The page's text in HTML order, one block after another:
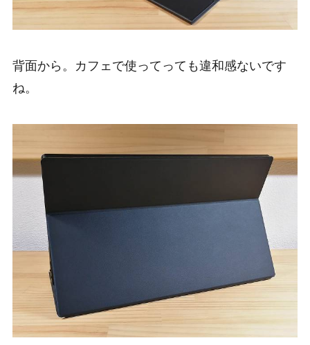
背面から。カフェで使ってっても違和感ないです
ね。